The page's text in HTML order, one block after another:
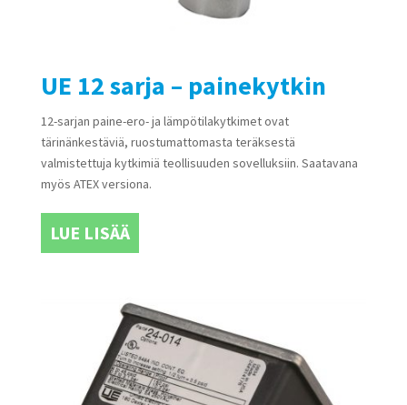
UE 12 sarja – painekytkin
12-sarjan paine-ero- ja lämpötilakytkimet ovat
tärinänkestäviä, ruostumattomasta teräksestä
valmistettuja kytkimiä teollisuuden sovelluksiin. Saatavana
myös ATEX versiona.
LUE LISÄÄ